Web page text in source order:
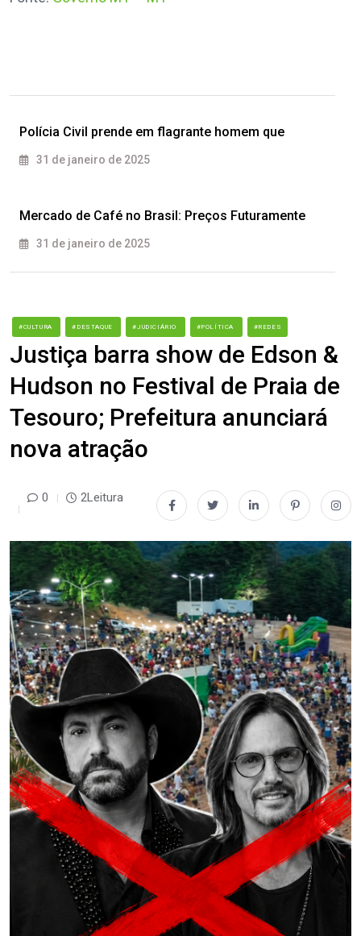
Polícia Civil prende em flagrante homem que
31 de janeiro de 2025
Mercado de Café no Brasil: Preços Futuramente
31 de janeiro de 2025
#CULTURA #DESTAQUE #JUDICIÁRIO #POLÍTICA #REDES
Justiça barra show de Edson &
Hudson no Festival de Praia de
Tesouro; Prefeitura anunciará
nova atração
0 2Leitura